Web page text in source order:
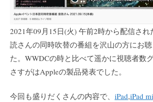
2021年09月15日(火) 午前2時から配信され
読さんの同時吹替の番組を沢山の方にお
た。WWDCの時と比べて遥かに視聴者数
さすがはAppleの製品発表でした。
今回も盛りだくさんの内容で、 iPad,iPad